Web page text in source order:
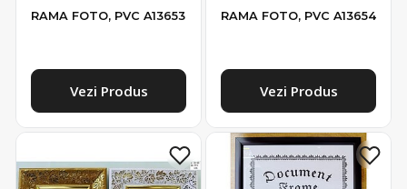
RAMA FOTO, PVC A13653
Vezi Produs
RAMA FOTO, PVC A13654
Vezi Produs